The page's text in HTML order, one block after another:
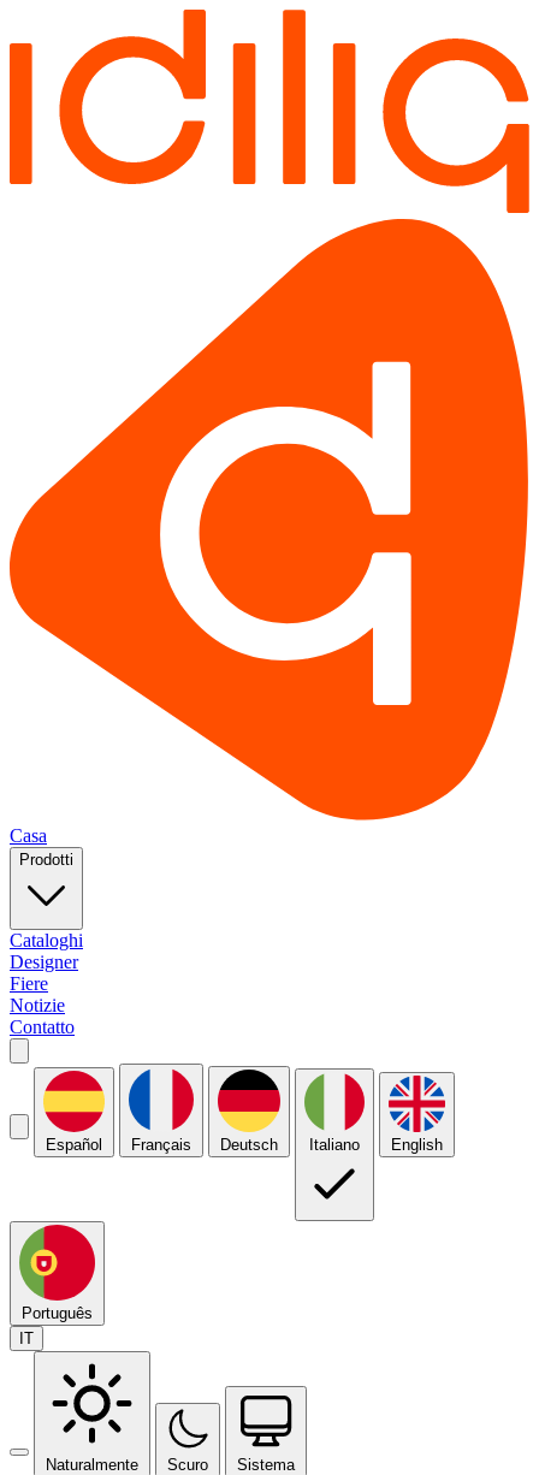
Casa
Prodotti
Cataloghi
Designer
Fiere
Notizie
Contatto
Español Français Deutsch Italiano English
Português
IT
Naturalmente Scuro Sistema